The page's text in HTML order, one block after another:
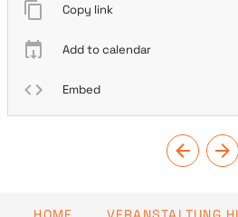
Copy link
Add to calendar
Embed